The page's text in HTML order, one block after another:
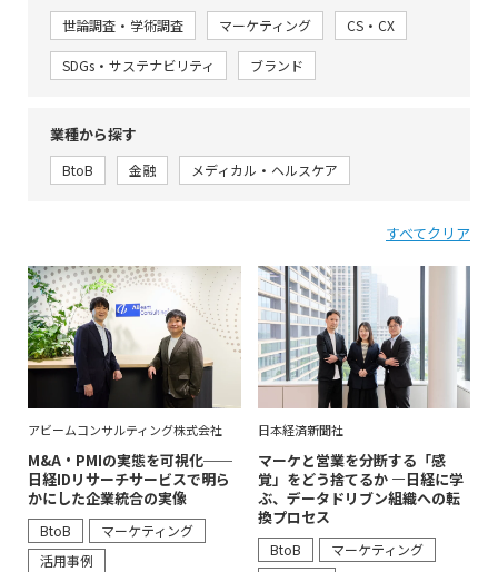
世論調査・学術調査 マーケティング CS・CX
SDGs・サステナビリティ ブランド
業種から探す
BtoB 金融 メディカル・ヘルスケア
すべてクリア
アビームコンサルティング株式会社
M&A・PMIの実態を可視化──
日経IDリサーチサービスで明ら
かにした企業統合の実像
BtoB
マーケティング
活用事例
日本経済新聞社
マーケと営業を分断する「感
覚」をどう捨てるか ―日経に学
ぶ、データドリブン組織への転
換プロセス
BtoB
マーケティング